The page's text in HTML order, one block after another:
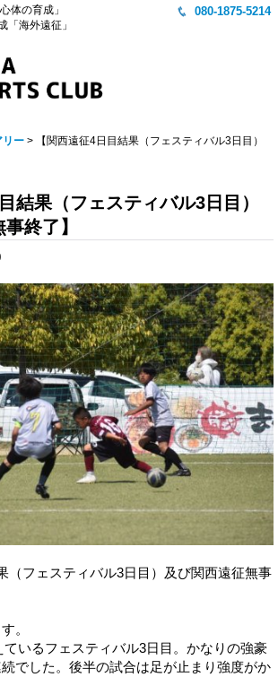
体の育成」
「海外遠征」
080-1875-5214
リー >
【関西遠征4日目結果（フェスティバル3日目）
結果（フェスティバル3日目）
終了】
（フェスティバル3日目）及び関西遠征無事
。
いるフェスティバル3日目。かなりの強豪
でした。後半の試合は足が止まり強度がか